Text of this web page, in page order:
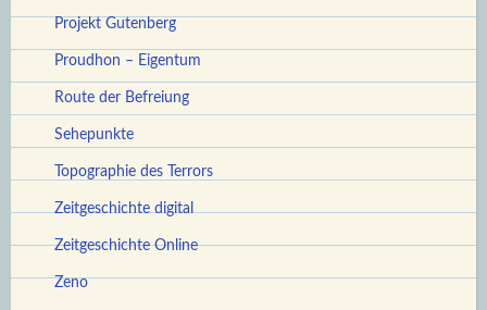
Projekt Gutenberg
Proudhon – Eigentum
Route der Befreiung
Sehepunkte
Topographie des Terrors
Zeitgeschichte digital
Zeitgeschichte Online
Zeno